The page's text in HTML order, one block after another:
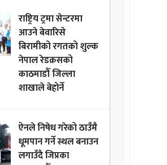
राष्ट्रिय ट्रमा सेन्टरमा
आउने बेवारिसे
बिरामीको रगतको शुल्क
नेपाल रेडक्रसको
काठमाडौँ जिल्ला
शाखाले बेहोर्ने
ऐनले निषेध गरेको ठाउँमै
धूमपान गर्ने स्थल बनाउन
लगाउँदै जिप्रका